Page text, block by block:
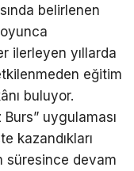
belirlenen
ilerleyen yıllarda
eğitim
buluyor.
uygulaması
kazandıkları
süresince devam